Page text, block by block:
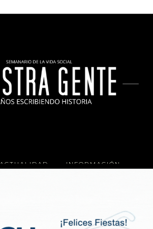
ACTUALIDAD INFORMACIÓN